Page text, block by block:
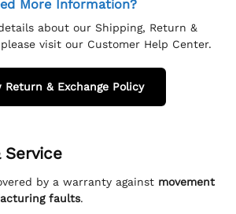
More Information?
about our Shipping, Return &
please visit our Customer Help Center.
Return & Exchange Policy
by a warranty against movement
faults.